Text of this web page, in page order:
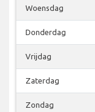
Woensdag
Donderdag
Vrijdag
Zaterdag
Zondag